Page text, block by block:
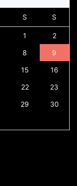
S S
1 2
8 9
15 16
22 23
29 30